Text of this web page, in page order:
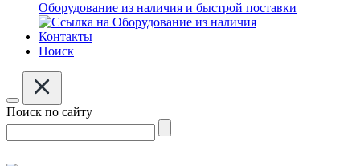
Оборудование из наличия и быстрой поставки
Контакты
Поиск
Поиск по сайту